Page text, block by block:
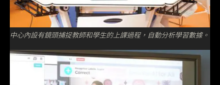
中心內設有鏡頭捕捉教師和學生的上課過程，自動分析學習數據。